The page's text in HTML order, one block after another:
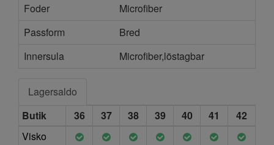
Foder
Microfiber
Passform
Bred
Innersula
Microfiber,löstagbar
Lagersaldo
Butik
36 37 38 39 40 41
42
Visko